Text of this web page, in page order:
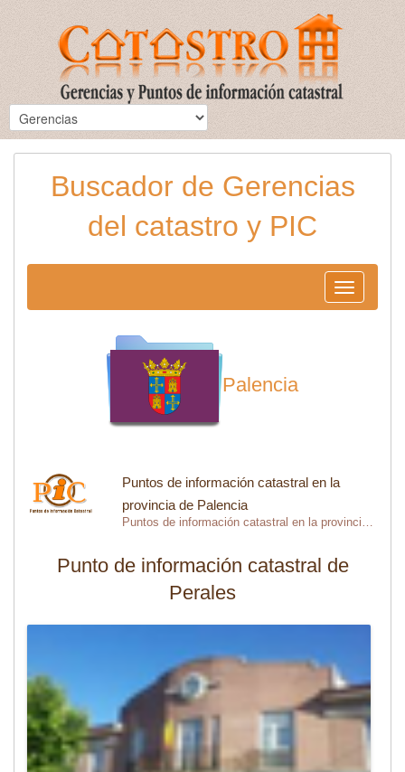
Buscador de Gerencias
del catastro y PIC
Toggle
navigation
Palencia
Puntos de información catastral en la
provincia de Palencia
Puntos de información catastral en la provincia de Palencia
Punto de información catastral de
Perales